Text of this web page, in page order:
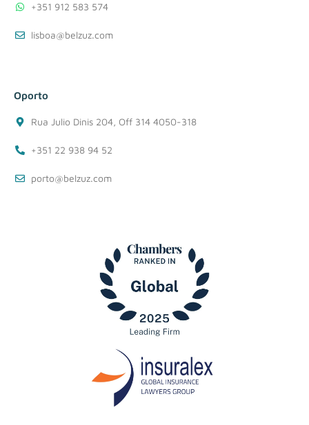
+351 912 583 574
lisboa@belzuz.com
Oporto
Rua Julio Dinis 204, Off 314 4050-318
+351 22 938 94 52
porto@belzuz.com